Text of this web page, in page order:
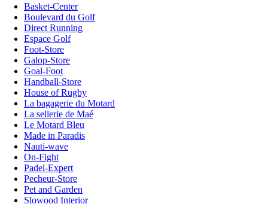
Basket-Center
Boulevard du Golf
Direct Running
Espace Golf
Foot-Store
Galop-Store
Goal-Foot
Handball-Store
House of Rugby
La bagagerie du Motard
La sellerie de Maé
Le Motard Bleu
Made in Paradis
Nauti-wave
On-Fight
Padel-Expert
Pecheur-Store
Pet and Garden
Slowood Interior